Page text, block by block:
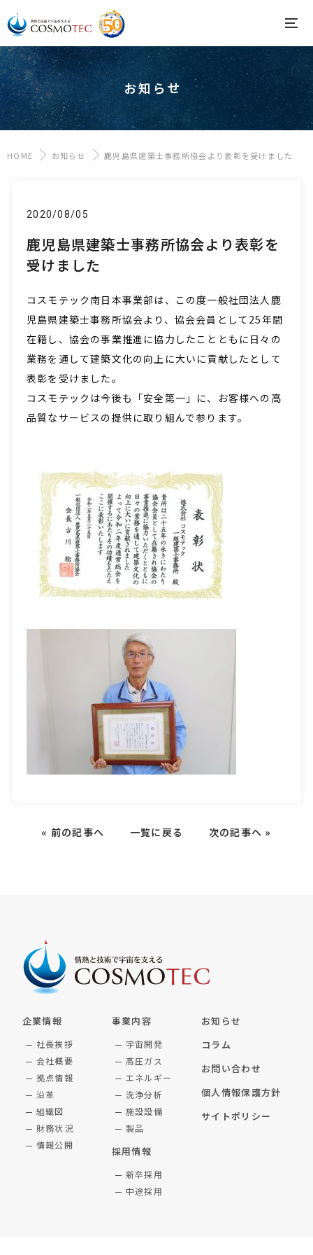
お知らせ
HOME お知らせ 鹿児島県建築士事務所協会より表彰を受けました
2020/08/05
鹿児島県建築士事務所協会より表彰を
受けました
コスモテック南日本事業部は、この度一般社団法人鹿
児島県建築士事務所協会より、協会会員として25年間
在籍し、協会の事業推進に協力したことともに日々の
業務を通して建築文化の向上に大いに貢献したとして
表彰を受けました。
コスモテックは今後も「安全第一」に、お客様への高
品質なサービスの提供に取り組んで参ります。
« 前の記事へ 一覧に戻る 次の記事へ »
企業情報
社長挨拶
会社概要
拠点情報
沿革
組織図
財務状況
情報公開
事業内容
宇宙開発
高圧ガス
エネルギー
洗浄分析
施設設備
製品
採用情報
新卒採用
中途採用
お知らせ
コラム
お問い合わせ
個人情報保護方針
サイトポリシー